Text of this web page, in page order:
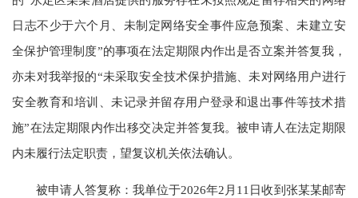
日志不少于六个月、未制定网络安全事件应急预案、未建立安
全保护管理制度”的事项在法定期限内作出是否立案并答复我，
亦未对我举报的“未采取安全技术保护措施、未对网络用户进行
安全教育和培训、未记录并留存用户登录和退出事件等技术措
施”在法定期限内作出移交决定并答复我。被申请人在法定期限
内未履行法定职责，望复议机关依法确认。
被申请人答复称：我单位于2026年2月11日收到张某某邮寄